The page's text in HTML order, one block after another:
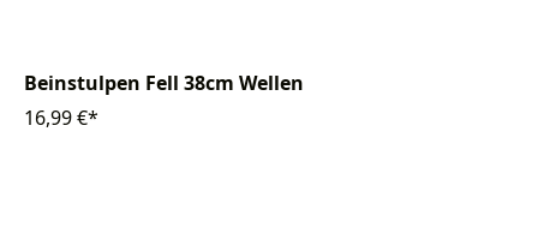
Beinstulpen Fell 38cm Wellen
16,99 €*